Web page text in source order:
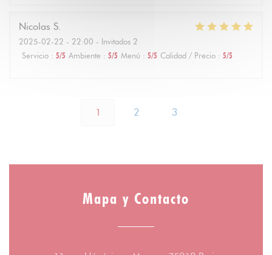
Nicolas S
2025-02-22 - 22:00 - Invitados 2
Servicio : 5/5 Ambiente : 5/5 Menú : 5/5 Calidad / Precio : 5/5
1 2 3
Mapa y Contacto